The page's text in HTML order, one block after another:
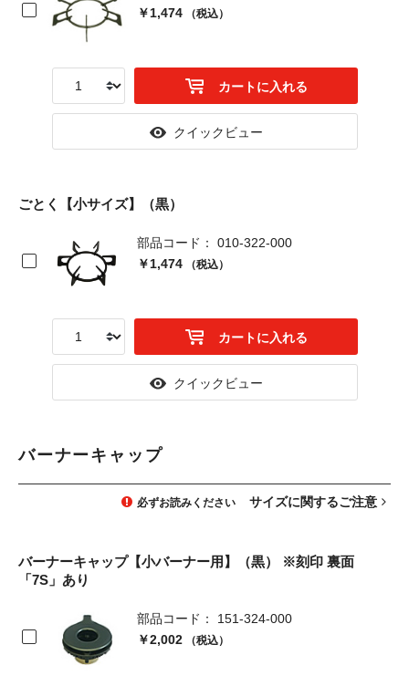
￥1,474 （税込）
カートに入れる
クイックビュー
ごとく【小サイズ】（黒）
部品コード： 010-322-000
￥1,474 （税込）
カートに入れる
クイックビュー
バーナーキャップ
必ずお読みください サイズに関するご注意
バーナーキャップ【小バーナー用】（黒） ※刻印 裏面
「7S」あり
部品コード： 151-324-000
￥2,002 （税込）